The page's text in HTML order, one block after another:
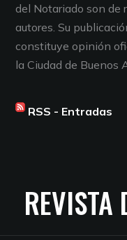
del Notariado son de
autores. Su
constituye opinión
la Ciudad de Buenos
RSS - Entradas
REVISTA